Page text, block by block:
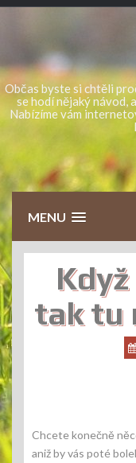
Skip
Občas byste si chtěli
se hodí nějaký návod,
Nabízíme vám
MENU
tak tu
Chcete konečně
aniž by vás poté